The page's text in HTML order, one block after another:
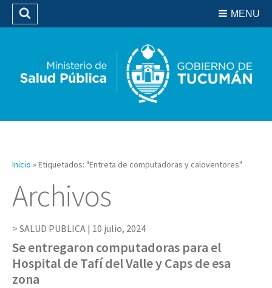
Biblioteca
MENU
Buscar
Inicio » Etiquetados: "Entreta de computadoras y caloventores"
Archivos
SALUD PUBLICA | 10 julio, 2024
Se entregaron computadoras para el
Hospital de Tafí del Valle y Caps de esa
zona